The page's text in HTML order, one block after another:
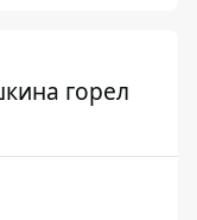
горел